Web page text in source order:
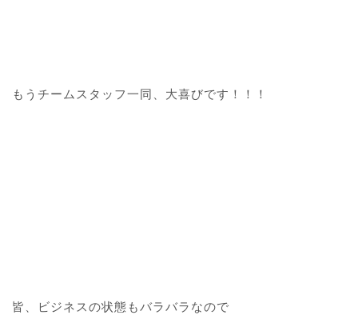
もうチームスタッフ一同、大喜びです！！！
皆、ビジネスの状態もバラバラなので